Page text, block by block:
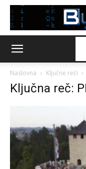
Naslovna Ključne reči
Ključna reč: